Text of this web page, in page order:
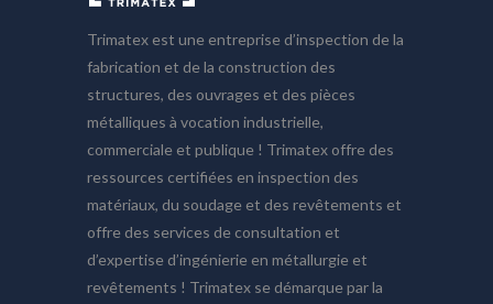
Trimatex est une entreprise d’inspection de la
fabrication et de la construction des
structures, des ouvrages et des pièces
métalliques à vocation industrielle,
commerciale et publique ! Trimatex offre des
ressources certifiées en inspection des
matériaux, du soudage et des revêtements et
offre des services de consultation et
d’expertise d’ingénierie en métallurgie et
revêtements ! Trimatex se démarque par la